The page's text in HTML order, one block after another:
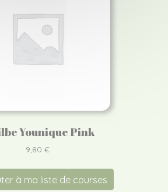
Younique Pink
9,80 €
à ma liste de courses